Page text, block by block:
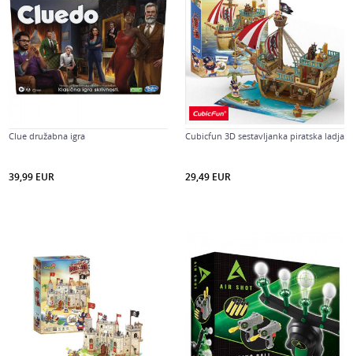
Clue družabna igra
39,99 EUR
Cubicfun 3D sestavljanka piratska ladja
29,49 EUR